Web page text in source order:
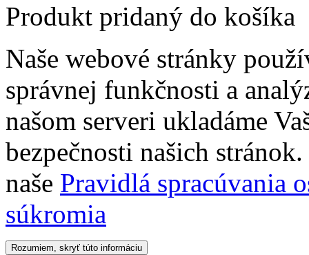
Produkt pridaný do košíka
Naše webové stránky
správnej funkčnosti a
našom serveri ukladáme
bezpečnosti našich
naše Pravidlá spracúvania
súkromia
Rozumiem, skryť túto informáciu